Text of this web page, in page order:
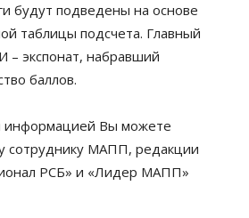
будут подведены на основе
таблицы подсчета. Главный
экспонат, набравший
баллов.
информацией Вы можете
сотруднику МАПП, редакции
РСБ» и «Лидер МАПП»